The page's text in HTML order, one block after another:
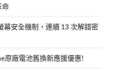
命
幕安全機制，連續 13 次解錯密
原廠電池舊換新應援優惠!